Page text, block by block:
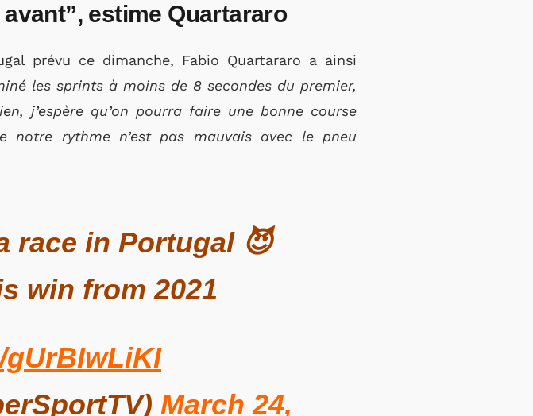
estime Quartararo
prévu ce dimanche, Fabio Quartararo a ainsi
les sprints à moins de 8 secondes du premier,
j’espère qu’on pourra faire une bonne course
notre rythme n’est pas mauvais avec le pneu
race in Portugal 😈
win from 2021
March 24,